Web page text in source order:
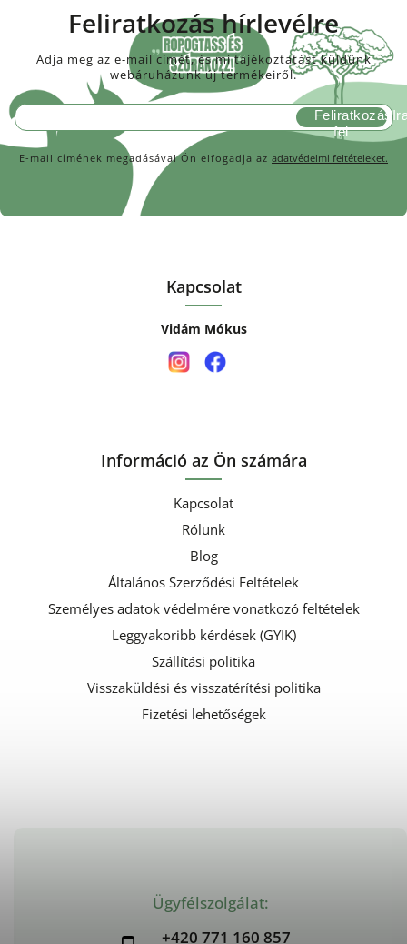
Ügyfélszolgálat:
+420 771 160 857
Kapcsolat
Vidám Mókus
Információ az Ön számára
Kapcsolat
Rólunk
Blog
Általános Szerződési Feltételek
Személyes adatok védelmére vonatkozó feltételek
Leggyakoribb kérdések (GYIK)
Szállítási politika
Visszaküldési és visszatérítési politika
Fizetési lehetőségek
Feliratkozás hírlevélre
Adja meg az e-mail címét, és mi tájékoztatást küldünk
webáruházunk új termékeiről.
E-mail címének megadásával Ön elfogadja az adatvédelmi feltételeket.
Feliratkozás